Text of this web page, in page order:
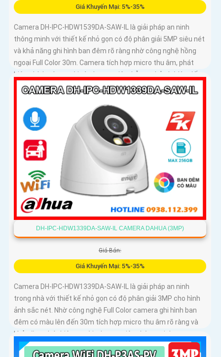
Giá Khuyến Mại: 5%-35%
Camera DH-IPC-HDW1539DA-SAW-IL là giải pháp an ninh
thông minh với thiết kế nhỏ gọn có độ phân giải 5MP siêu nét
và khả năng ghi hình ban đêm rõ ràng nhờ công nghệ hồng
ngoại Full Color 30m. Camera tích hợp micro thu âm, phát
hiện chính xác người và phương tiện, hỗ trợ thẻ nhớ lên đến
256GB, đảm bảo ghi hình liên tục và hiệu quả
DH-IPC-HDW1339DA-SAW-IL CAMERA DAHUA (3MP)
Giá Bán:
Giá Khuyến Mại: 5%-35%
Camera DH-IPC-HDW1339DA-SAW-IL là giải pháp an ninh
trong nhà với thiết kế nhỏ gọn có độ phân giải 3MP cho hình
ảnh sắc nét. Nhờ công nghệ Full Color camera ghi hình ban
đêm có màu lên đến 30m tích hợp micro thu âm rõ ràng và
khả năng phát hiện người, phương tiện thông minh